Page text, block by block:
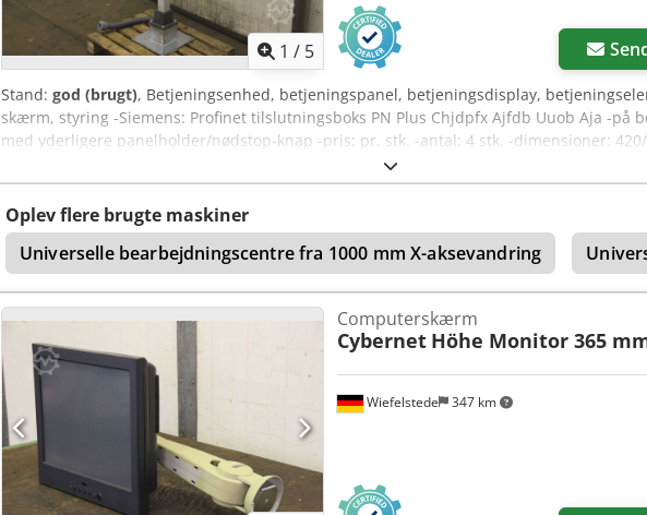
1 / 5
Stand: god (brugt), Betjeningsenhed, betjeningspanel, betjeningsdisplay,
skærm, styring -Siemens: Profinet tilslutningsboks PN Plus Chjdpfx Ajfdb Uuob Aja -på
med yderligere panelholder/nødstop-knap -pris: pr. stk. -antal: 4 stk. -dimensioner:
Oplev flere brugte maskiner
Universelle bearbejdningscentre fra 1000 mm X-aksevandring
Wiefelstede 347 km
Computerskærm
Cybernet Höhe Monitor 365